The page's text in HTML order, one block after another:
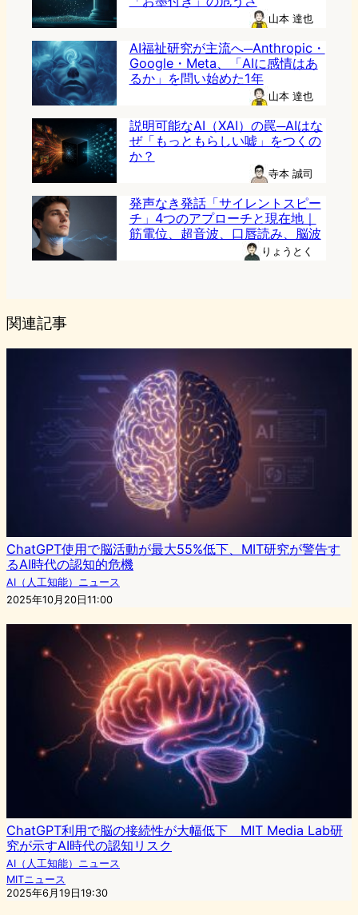
山本 達也
AI福祉研究が主流へ─Anthropic・
Google・Meta、「AIに感情はあ
るか」を問い始めた1年
山本 達也
説明可能なAI（XAI）の罠─AIはな
ぜ「もっともらしい嘘」をつくの
か？
寺本 誠司
発声なき発話「サイレントスピー
チ」4つのアプローチと現在地｜
筋電位、超音波、口唇読み、脳波
りょうとく
関連記事
ChatGPT使用で脳活動が最大55%低下、MIT研究が警告す
るAI時代の認知的危機
AI（人工知能）ニュース
2025年10月20日11:00
ChatGPT利用で脳の接続性が大幅低下 MIT Media Lab研
究が示すAI時代の認知リスク
AI（人工知能）ニュース
MITニュース
2025年6月19日19:30